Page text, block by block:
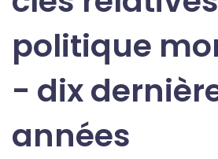
politique
- dix
années